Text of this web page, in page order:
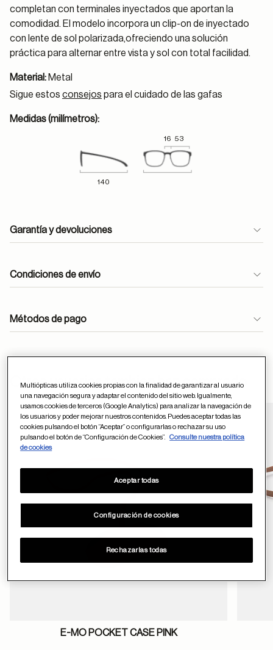
completan con terminales inyectados que aportan la
comodidad. El modelo incorpora un clip-on de inyectado
con lente de sol polarizada,ofreciendo una solución
práctica para alternar entre vista y sol con total facilidad.
Material: Metal
Sigue estos consejos para el cuidado de las gafas
Medidas (milímetros):
16 53
140
Garantía y devoluciones
Condiciones de envío
Métodos de pago
Otros usuarios tambien han comprado
Guardar en
E-MO POCKET CASE PINK
Multiópticas utiliza cookies propias con la finalidad de garantizar al usuario
una navegación segura y adaptar el contenido del sitio web. Igualmente,
usamos cookies de terceros (Google Analytics) para analizar la navegación de
los usuarios y poder mejorar nuestros contenidos. Puedes aceptar todas las
cookies pulsando el botón “Aceptar” o configurarlas o rechazar su uso
pulsando el botón de “Configuración de Cookies”.
Consulte nuestra política
de cookies
Configuración de cookies
Rechazarlas todas
Aceptar todas